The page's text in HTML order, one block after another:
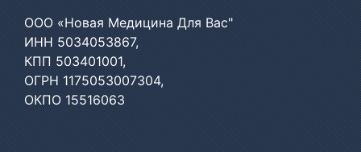
ООО «Новая Медицина Для Вас"
ИНН 5034053867,
КПП 503401001,
ОГРН 1175053007304,
ОКПО 15516063